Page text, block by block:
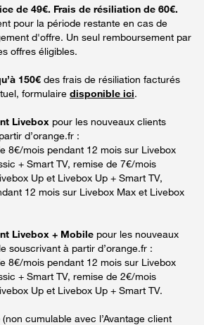
de 49€. Frais de résiliation de 60€.
pour la période restante en cas de
d'offre. Un seul remboursement par
offres éligibles.
150€ des frais de résiliation facturés
formulaire disponible ici.
Livebox pour les nouveaux clients
d’orange.fr :
8€/mois pendant 12 mois sur Livebox
+ Smart TV, remise de 7€/mois
Up et Livebox Up + Smart TV,
12 mois sur Livebox Max et Livebox
Livebox + Mobile pour les nouveaux
souscrivant à partir d’orange.fr :
8€/mois pendant 12 mois sur Livebox
+ Smart TV, remise de 2€/mois
Up et Livebox Up + Smart TV.
(non cumulable avec l’Avantage client